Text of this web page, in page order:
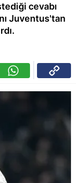
cevabı
Juventus'tan